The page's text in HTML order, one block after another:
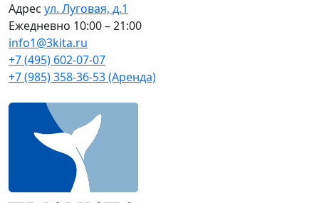
Адрес ул. Луговая, д.1
Ежедневно 10:00 – 21:00
info1@3kita.ru
+7 (495) 602-07-07
+7 (985) 358-36-53 (Аренда)